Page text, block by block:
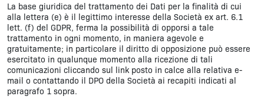
La base giuridica del trattamento dei Dati per la finalità di cui
alla lettera (e) è il legittimo interesse della Società ex art. 6.1
lett. (f) del GDPR, ferma la possibilità di opporsi a tale
trattamento in ogni momento, in maniera agevole e
gratuitamente; in particolare il diritto di opposizione può essere
esercitato in qualunque momento alla ricezione di tali
comunicazioni cliccando sul link posto in calce alla relativa e-
mail o contattando il DPO della Società ai recapiti indicati al
paragrafo 1 sopra.